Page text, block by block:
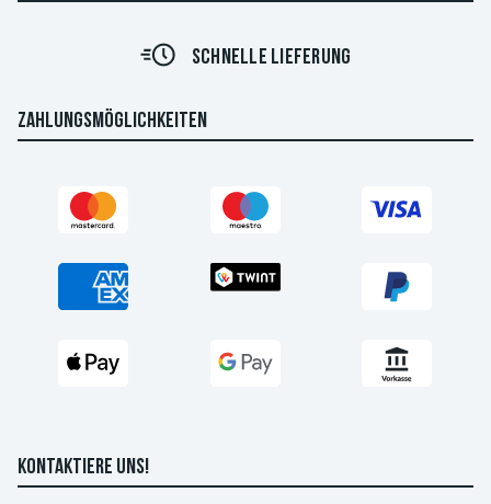
SCHNELLE LIEFERUNG
ZAHLUNGSMÖGLICHKEITEN
KONTAKTIERE UNS!